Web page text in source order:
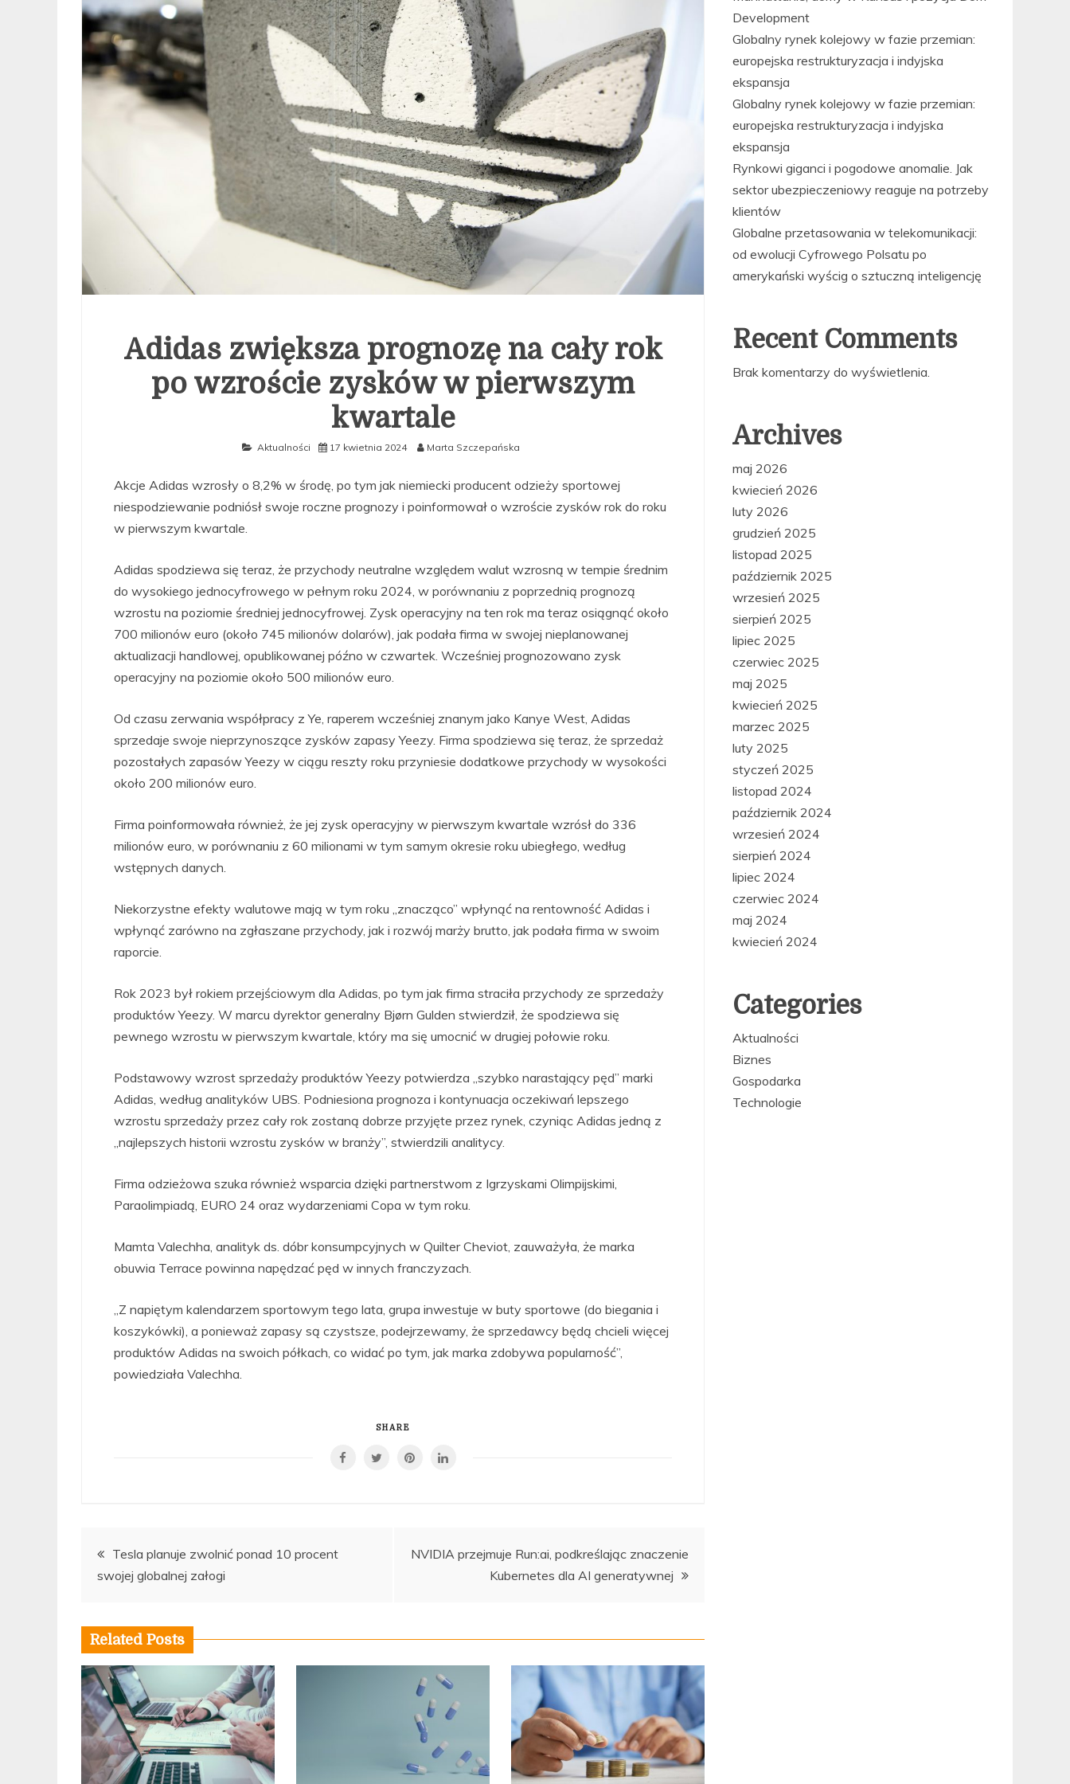
Adidas zwiększa prognozę na cały rok
po wzroście zysków w pierwszym
kwartale
Aktualności 17 kwietnia 2024 Marta Szczepańska
Akcje Adidas wzrosły o 8,2% w środę, po tym jak niemiecki producent odzieży sportowej
niespodziewanie podniósł swoje roczne prognozy i poinformował o wzroście zysków rok do roku
w pierwszym kwartale.
Adidas spodziewa się teraz, że przychody neutralne względem walut wzrosną w tempie średnim
do wysokiego jednocyfrowego w pełnym roku 2024, w porównaniu z poprzednią prognozą
wzrostu na poziomie średniej jednocyfrowej. Zysk operacyjny na ten rok ma teraz osiągnąć około
700 milionów euro (około 745 milionów dolarów), jak podała firma w swojej nieplanowanej
aktualizacji handlowej, opublikowanej późno w czwartek. Wcześniej prognozowano zysk
operacyjny na poziomie około 500 milionów euro.
Od czasu zerwania współpracy z Ye, raperem wcześniej znanym jako Kanye West, Adidas
sprzedaje swoje nieprzynoszące zysków zapasy Yeezy. Firma spodziewa się teraz, że sprzedaż
pozostałych zapasów Yeezy w ciągu reszty roku przyniesie dodatkowe przychody w wysokości
około 200 milionów euro.
Firma poinformowała również, że jej zysk operacyjny w pierwszym kwartale wzrósł do 336
milionów euro, w porównaniu z 60 milionami w tym samym okresie roku ubiegłego, według
wstępnych danych.
Niekorzystne efekty walutowe mają w tym roku „znacząco” wpłynąć na rentowność Adidas i
wpłynąć zarówno na zgłaszane przychody, jak i rozwój marży brutto, jak podała firma w swoim
raporcie.
Rok 2023 był rokiem przejściowym dla Adidas, po tym jak firma straciła przychody ze sprzedaży
produktów Yeezy. W marcu dyrektor generalny Bjørn Gulden stwierdził, że spodziewa się
pewnego wzrostu w pierwszym kwartale, który ma się umocnić w drugiej połowie roku.
Podstawowy wzrost sprzedaży produktów Yeezy potwierdza „szybko narastający pęd” marki
Adidas, według analityków UBS. Podniesiona prognoza i kontynuacja oczekiwań lepszego
wzrostu sprzedaży przez cały rok zostaną dobrze przyjęte przez rynek, czyniąc Adidas jedną z
„najlepszych historii wzrostu zysków w branży”, stwierdzili analitycy.
Firma odzieżowa szuka również wsparcia dzięki partnerstwom z Igrzyskami Olimpijskimi,
Paraolimpiadą, EURO 24 oraz wydarzeniami Copa w tym roku.
Mamta Valechha, analityk ds. dóbr konsumpcyjnych w Quilter Cheviot, zauważyła, że marka
obuwia Terrace powinna napędzać pęd w innych franczyzach.
„Z napiętym kalendarzem sportowym tego lata, grupa inwestuje w buty sportowe (do biegania i
koszykówki), a ponieważ zapasy są czystsze, podejrzewamy, że sprzedawcy będą chcieli więcej
produktów Adidas na swoich półkach, co widać po tym, jak marka zdobywa popularność”,
powiedziała Valechha.
SHARE
Nawigacja
wpisu
Tesla planuje zwolnić ponad 10 procent
swojej globalnej załogi
NVIDIA przejmuje Run:ai, podkreślając znaczenie
Kubernetes dla AI generatywnej
Related Posts
Development
Globalny rynek kolejowy w fazie przemian:
europejska restrukturyzacja i indyjska
ekspansja
Globalny rynek kolejowy w fazie przemian:
europejska restrukturyzacja i indyjska
ekspansja
Rynkowi giganci i pogodowe anomalie. Jak
sektor ubezpieczeniowy reaguje na potrzeby
klientów
Globalne przetasowania w telekomunikacji:
od ewolucji Cyfrowego Polsatu po
amerykański wyścig o sztuczną inteligencję
Recent Comments
Brak komentarzy do wyświetlenia.
Archives
maj 2026
kwiecień 2026
luty 2026
grudzień 2025
listopad 2025
październik 2025
wrzesień 2025
sierpień 2025
lipiec 2025
czerwiec 2025
maj 2025
kwiecień 2025
marzec 2025
luty 2025
styczeń 2025
listopad 2024
październik 2024
wrzesień 2024
sierpień 2024
lipiec 2024
czerwiec 2024
maj 2024
kwiecień 2024
Categories
Aktualności
Biznes
Gospodarka
Technologie